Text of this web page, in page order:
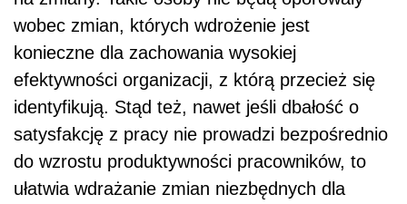
wobec zmian, których wdrożenie jest
konieczne dla zachowania wysokiej
efektywności organizacji, z którą przecież się
identyfikują. Stąd też, nawet jeśli dbałość o
satysfakcję z pracy nie prowadzi bezpośrednio
do wzrostu produktywności pracowników, to
ułatwia wdrażanie zmian niezbędnych dla